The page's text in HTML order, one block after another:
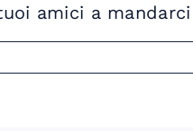
amici a